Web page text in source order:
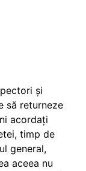
și
să returneze
acordați
timp de
general,
aceea nu